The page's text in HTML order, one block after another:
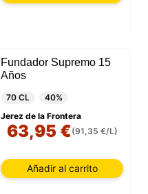
Fundador Supremo 15
Años
70 CL
40%
Jerez de la Frontera
63,95 €(91,35 €/L)
Añadir al carrito